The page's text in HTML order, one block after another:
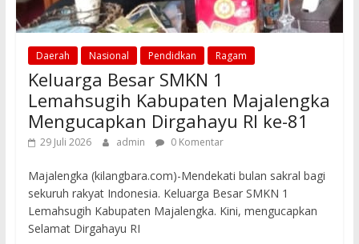
Daerah Nasional Pendidkan Ragam
Keluarga Besar SMKN 1
Lemahsugih Kabupaten Majalengka
Mengucapkan Dirgahayu RI ke-81
29 Juli 2026 admin 0 Komentar
Majalengka (kilangbara.com)-Mendekati bulan sakral bagi
sekuruh rakyat Indonesia. Keluarga Besar SMKN 1
Lemahsugih Kabupaten Majalengka. Kini, mengucapkan
Selamat Dirgahayu RI